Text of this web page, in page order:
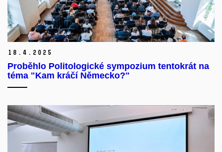
18. 4. 2025
Proběhlo Politologické sympozium tentokrát na
téma "Kam kráčí Německo?"